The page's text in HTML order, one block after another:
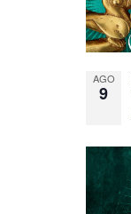
AGO
9